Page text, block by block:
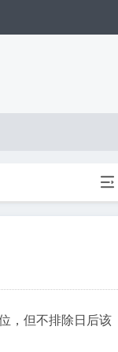

，但不排除日后该